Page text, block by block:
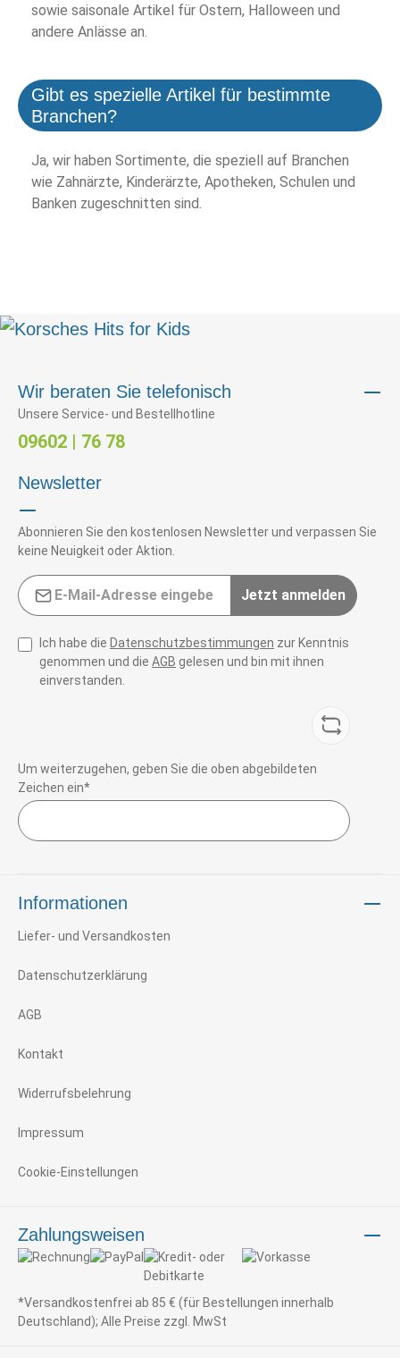
sowie saisonale Artikel für Ostern, Halloween und
andere Anlässe an.
Gibt es spezielle Artikel für bestimmte
Branchen?
Ja, wir haben Sortimente, die speziell auf Branchen
wie Zahnärzte, Kinderärzte, Apotheken, Schulen und
Banken zugeschnitten sind.
Wir beraten Sie telefonisch
Unsere Service- und Bestellhotline
09602 | 76 78
Newsletter
Abonnieren Sie den kostenlosen Newsletter und verpassen Sie
keine Neuigkeit oder Aktion.
E-Mail-Adresse*
Jetzt anmelden
Ich habe die Datenschutzbestimmungen zur Kenntnis
genommen und die AGB gelesen und bin mit ihnen
einverstanden.
Um weiterzugehen, geben Sie die oben abgebildeten
Zeichen ein*
Informationen
Liefer- und Versandkosten
Datenschutzerklärung
AGB
Kontakt
Widerrufsbelehrung
Impressum
Cookie-Einstellungen
Zahlungsweisen
*Versandkostenfrei ab 85 € (für Bestellungen innerhalb
Deutschland); Alle Preise zzgl. MwSt